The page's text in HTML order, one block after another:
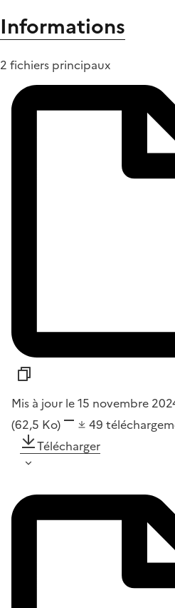
Informations
2 fichiers principaux
Mis à jour le 15 novembre
(62,5 Ko)
49
Télécharger